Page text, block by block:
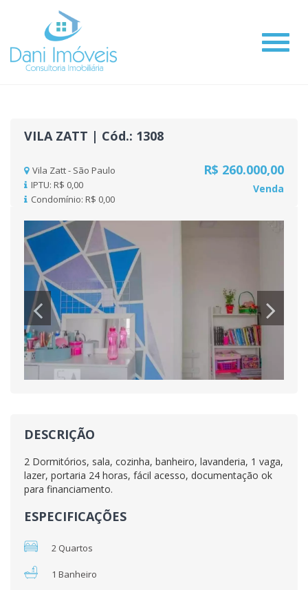
#
VILA ZATT | Cód.: 1308
Vila Zatt - São Paulo
IPTU: R$ 0,00
Condomínio: R$ 0,00
R$ 260.000,00
Venda
Previous
DESCRIÇÃO
2 Dormitórios, sala, cozinha, banheiro, lavanderia, 1 vaga,
lazer, portaria 24 horas, fácil acesso, documentação ok
para financiamento.
ESPECIFICAÇÕES
2 Quartos
1 Banheiro